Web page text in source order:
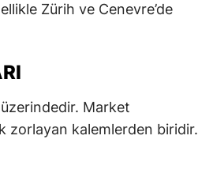
Zürih ve Cenevre’de
üzerindedir. Market
zorlayan kalemlerden biridir.